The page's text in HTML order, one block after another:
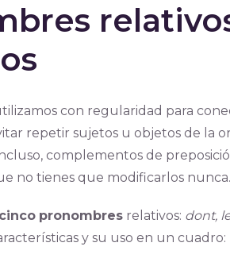
con regularidad para
repetir sujetos u objetos de la
complementos de
no tienes que modificarlos nunca.
cinco pronombresrelativos: dont,
y su uso en un cuadro: